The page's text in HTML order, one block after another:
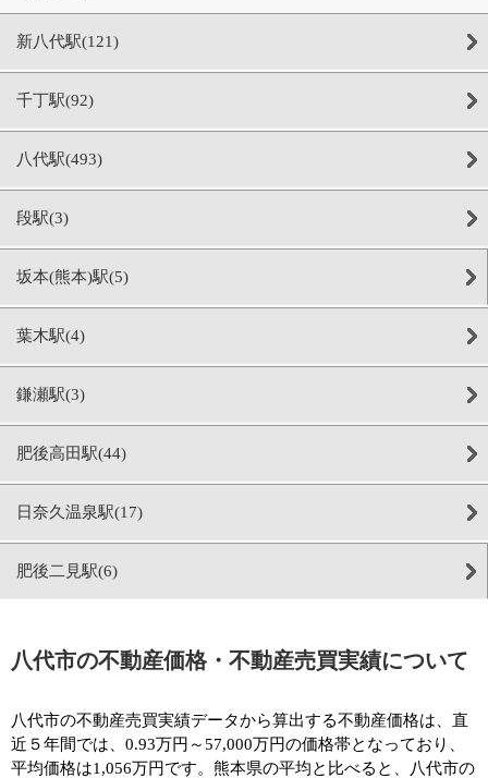
新八代駅(121)
千丁駅(92)
八代駅(493)
段駅(3)
坂本(熊本)駅(5)
葉木駅(4)
鎌瀬駅(3)
肥後高田駅(44)
日奈久温泉駅(17)
肥後二見駅(6)
八代市の不動産価格・不動産売買実績について
八代市の不動産売買実績データから算出する不動産価格は、直
近５年間では、0.93万円～57,000万円の価格帯となっており、
平均価格は1,056万円です。熊本県の平均と比べると、八代市の